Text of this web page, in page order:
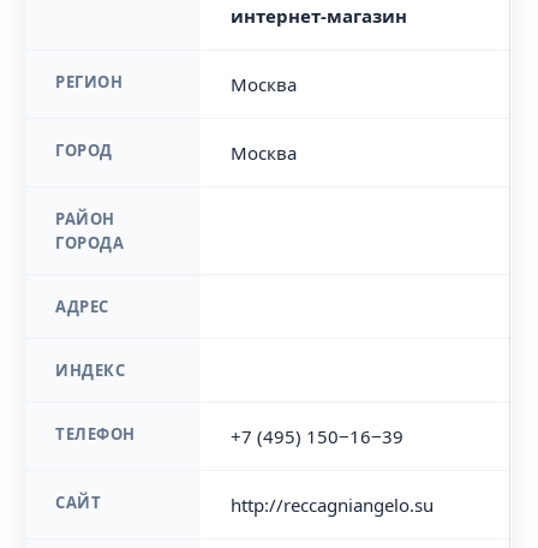
интернет-магазин
РЕГИОН Москва
ГОРОД Москва
РАЙОН
ГОРОДА
АДРЕС
ИНДЕКС
ТЕЛЕФОН +7 (495) 150‒16‒39
САЙТ http://reccagniangelo.su